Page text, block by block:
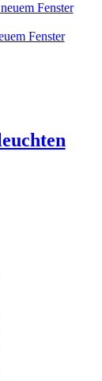
Fenster
Fenster